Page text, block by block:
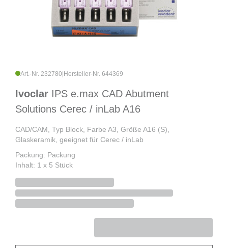
Art.-Nr. 232780 Hersteller-Nr. 644369
Ivoclar IPS e.max CAD Abutment
Solutions Cerec / inLab A16
CAD/CAM, Typ Block, Farbe A3, Größe A16 (S),
Glaskeramik, geeignet für Cerec / inLab
Packung: Packung
Inhalt: 1 x 5 Stück